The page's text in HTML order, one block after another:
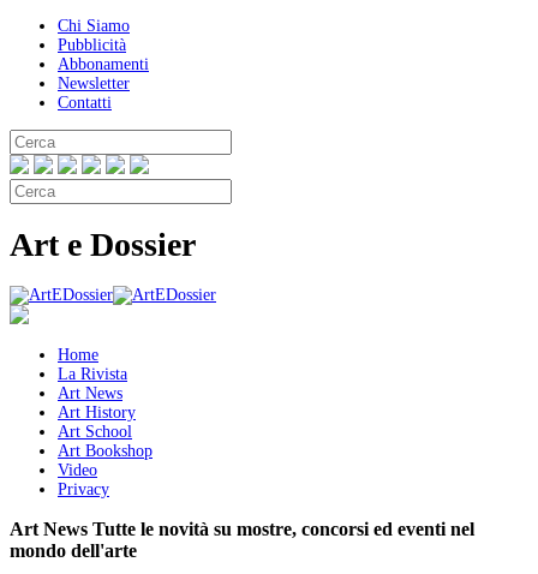
Chi Siamo
Pubblicità
Abbonamenti
Newsletter
Contatti
Art e Dossier
Home
La Rivista
Art News
Art History
Art School
Art Bookshop
Video
Privacy
Art News Tutte le novità su mostre, concorsi ed eventi nel
mondo dell'arte